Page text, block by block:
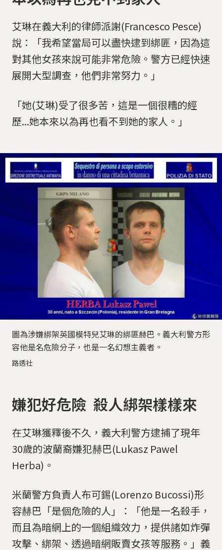
艾琳在義大利的律師派謝(Francesco Pesce)
說：「我希望當局可以盡快逮到綁匪，因為這
對其他女孩來說可能非常危險。警方已經快速
展開大型調查，他們非常努力。」
「她(艾琳)受了很多苦，這是一個很糟的經
歷...她本來以為再也看不到她的家人。」
圖為涉嫌綁架英國模特兒艾琳的綁匪赫巴。義大利警方形
容他是名危險分子，也是一名幻想主義者。
路透社
嫌犯好危險 殺人綁架樣樣來
在艾琳獲釋後不久，義大利警方逮捕了現年
30歲的波蘭裔嫌犯赫巴(Lukasz Pawel
Herba)。
米蘭警方負責人布可錫(Lorenzo Bucossi)形
容赫巴「是個危險的人」：「他是一名殺手，
而且為暗網上的一個組織效力，提供諸如炸彈
攻擊、綁架、透過暗網販賣女孩等服務。」義